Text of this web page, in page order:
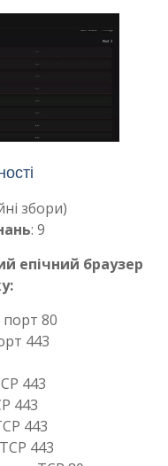
збори)
: 9
епічний браузер
80
443
443
443
443
443